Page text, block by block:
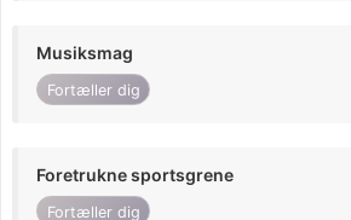
Musiksmag
Fortæller dig
Foretrukne sportsgrene
Fortæller dig